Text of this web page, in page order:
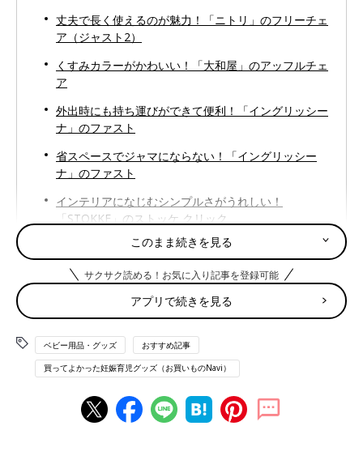
丈夫で長く使えるのが魅力！「ニトリ」のフリーチェ
ア（ジャスト2）
くすみカラーがかわいい！「大和屋」のアッフルチェ
ア
外出時にも持ち運びができて便利！「イングリッシー
ナ」のファスト
省スペースでジャマにならない！「イングリッシー
ナ」のファスト
インテリアになじむシンプルさがうれしい！
「STOKKE」のストッケ クリック
3人の先輩ママが支持！「STOKKE」のTripp Trapp
トリップトラップ
ゆったりサイズで座りやすい！「ingenuity」の ベ
ビーベース
このまま続きを見る
サクサク読める！お気に入り記事を登録可能
アプリで続きを見る
ベビー用品・グッズ おすすめ記事
買ってよかった妊娠育児グッズ（お買いものNavi）